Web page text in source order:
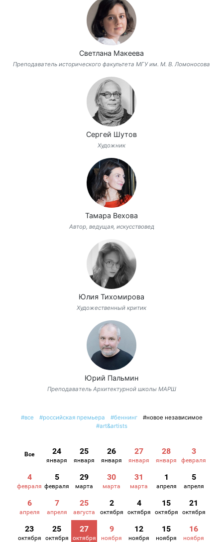
Светлана Макеева
Преподаватель исторического факультета МГУ им. М. В. Ломоносова
Сергей Шутов
Художник
Тамара Вехова
Автор, ведущая, искусствовед
Юлия Тихомирова
Художественный критик
Юрий Пальмин
Преподаватель Архитектурной школы МАРШ
#все #российская премьера #беннинг
#новое независимое
#art&artists
Все 24
января
25
января
26
января
27
января
28
января
3
февраля
4
февраля
5
февраля
29
марта
30
марта
31
марта
1
апреля
5
апреля
6
апреля
7
апреля
25
августа
2
октября
4
октября
15
октября
21
октября
23
октября
25
октября
27
октября
9
ноября
12
ноября
15
ноября
16
ноября